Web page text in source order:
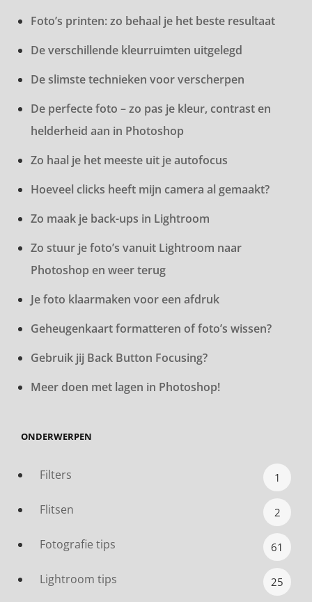
Foto’s printen: zo behaal je het beste resultaat
De verschillende kleurruimten uitgelegd
De slimste technieken voor verscherpen
De perfecte foto – zo pas je kleur, contrast en
helderheid aan in Photoshop
Zo haal je het meeste uit je autofocus
Hoeveel clicks heeft mijn camera al gemaakt?
Zo maak je back-ups in Lightroom
Zo stuur je foto’s vanuit Lightroom naar
Photoshop en weer terug
Je foto klaarmaken voor een afdruk
Geheugenkaart formatteren of foto’s wissen?
Gebruik jij Back Button Focusing?
Meer doen met lagen in Photoshop!
ONDERWERPEN
Filters 1
Flitsen 2
Fotografie tips 61
Lightroom tips 25